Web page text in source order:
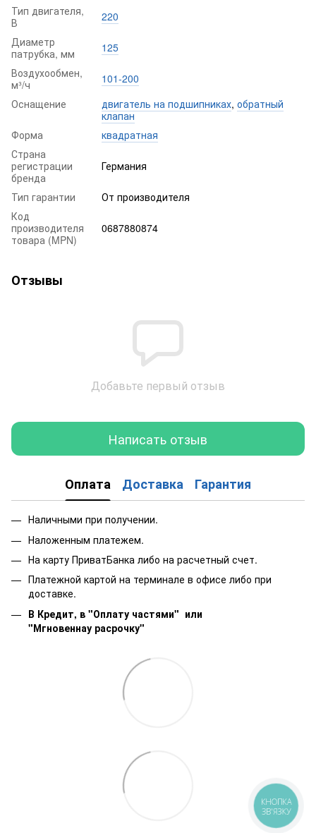
Тип двигателя,
В
220
Диаметр
патрубка, мм
125
Воздухообмен,
м³/ч
101-200
Оснащение
двигатель на подшипниках, обратный
клапан
Форма
квадратная
Страна
регистрации
бренда
Германия
Тип гарантии
От производителя
Код
производителя
товара (MPN)
0687880874
Отзывы
Добавьте первый отзыв
Написать отзыв
Оплата Доставка Гарантия
Наличными при получении.
Наложенным платежем.
На карту ПриватБанка либо на расчетный счет.
Платежной картой на терминале в офисе либо при
доставке.
В Кредит, в "Оплату частями" или
"Мгновеннау расрочку"
КНОПКА
ЗВ'ЯЗКУ